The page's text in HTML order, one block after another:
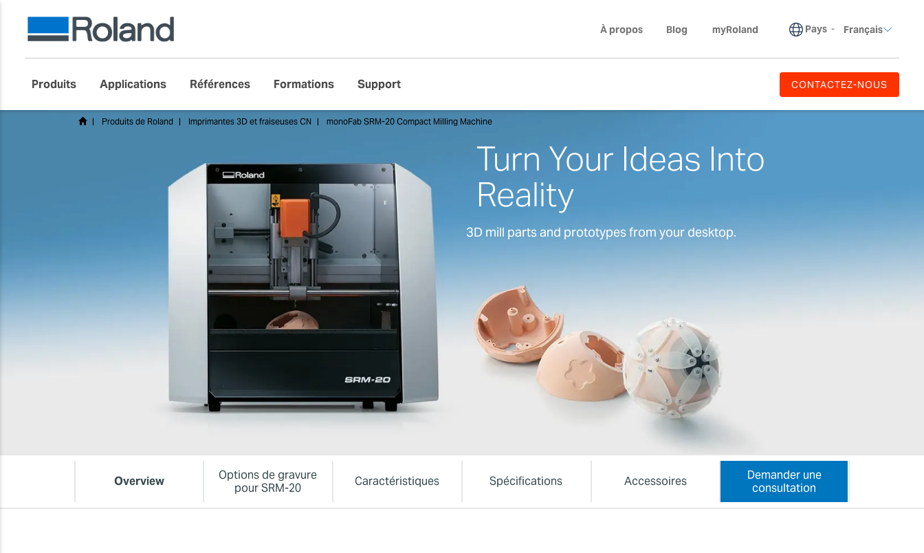
À propos Blog myRoland Pays - Français
Produits Applications Références Formations Support CONTACTEZ-NOUS
Produits de Roland Imprimantes 3D et fraiseuses CN monoFab SRM-20 Compact Milling Machine
Turn Your Ideas Into
Reality
3D mill parts and prototypes from your desktop.
Overview
Options de gravure
pour SRM-20
Caractéristiques Spécifications Accessoires
Demander une
consultation